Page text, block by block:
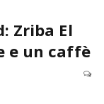
Zriba El
e un caffè